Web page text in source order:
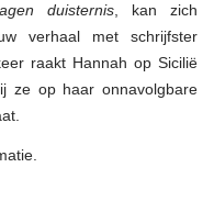
duisternis, kan zich
verhaal met schrijfster
raakt Hannah op Sicilië
ze op haar onnavolgbare